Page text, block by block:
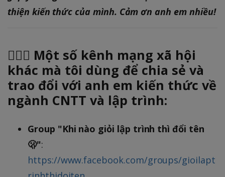
thiện kiến thức của mình. Cảm ơn anh em nhiều!
🙋🏻‍♂️ Một số kênh mạng xã hội
khác mà tôi dùng để chia sẻ và
trao đổi với anh em kiến thức về
ngành CNTT và lập trình:
Group "Khi nào giỏi lập trình thì đổi tên
🫢":
https://www.facebook.com/groups/gioilapt